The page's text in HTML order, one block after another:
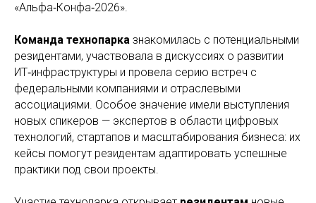
«Альфа‑Конфа‑2026».
Команда технопарка знакомилась с потенциальными
резидентами, участвовала в дискуссиях о развитии
ИТ‑инфраструктуры и провела серию встреч с
федеральными компаниями и отраслевыми
ассоциациями. Особое значение имели выступления
новых спикеров — экспертов в области цифровых
технологий, стартапов и масштабирования бизнеса: их
кейсы помогут резидентам адаптировать успешные
практики под свои проекты.